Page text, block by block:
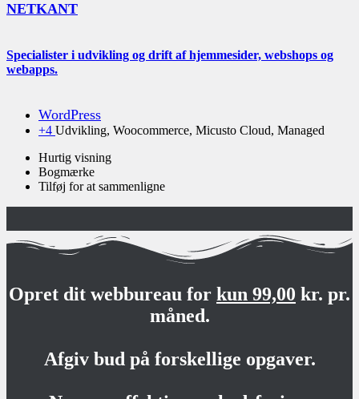
NETKANT
Specialister i udvikling og drift af hjemmesider, webshops og
webapps.
WordPress
+4 Udvikling, Woocommerce, Micusto Cloud, Managed
Hurtig visning
Bogmærke
Tilføj for at sammenligne
Opret dit webbureau for kun 99,00 kr. pr.
måned.
Afgiv bud på forskellige opgaver.